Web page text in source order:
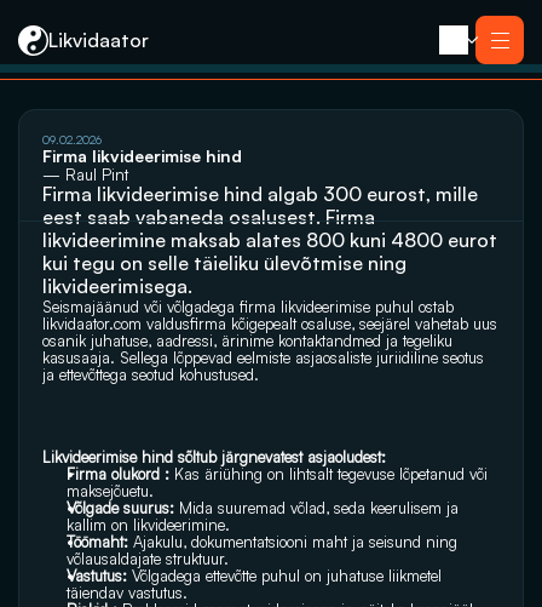
Likvidaator
Ликвидация с продажей
Ликвидация компании
Реорганизация
Банкротство
Закрытие компании e-резидента
Kontakt
09.02.2026
Firma likvideerimise hind
— Raul Pint
Firma likvideerimise hind algab 300 eurost, mille
eest saab vabaneda osalusest. Firma
likvideerimine maksab alates 800 kuni 4800 eurot
kui tegu on selle täieliku ülevõtmise ning
likvideerimisega.
likvidaator.com valdusfirma kõigepealt osaluse, seejärel vahetab uus
osanik juhatuse, aadressi, ärinime kontaktandmed ja tegeliku
kasusaaja. Sellega lõppevad eelmiste asjaosaliste juriidiline seotus
ja ettevõttega seotud kohustused.
Likvideerimise hind sõltub järgnevatest asjaoludest:
Firma olukord : Kas äriühing on lihtsalt tegevuse lõpetanud või
maksejõuetu.
Võlgade suurus: Mida suuremad võlad, seda keerulisem ja
kallim on likvideerimine.
Töömaht: Ajakulu, dokumentatsiooni maht ja seisund ning
võlausaldajate struktuur.
Vastutus: Võlgadega ettevõtte puhul on juhatuse liikmetel
täiendav vastutus.